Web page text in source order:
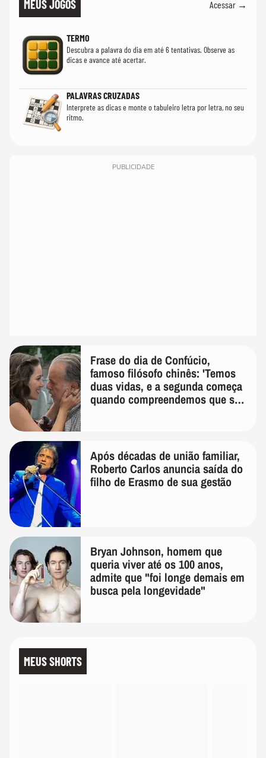
MEUS JOGOS Acessar →
TERMO
Descubra a palavra do dia em até 6 tentativas. Observe as
dicas e avance até acertar.
PALAVRAS CRUZADAS
Interprete as dicas e monte o tabuleiro letra por letra, no seu
ritmo.
PUBLICIDADE
Frase do dia de Confúcio,
famoso filósofo chinês: 'Temos
duas vidas, e a segunda começa
quando compreendemos que só
Após décadas de união familiar,
Roberto Carlos anuncia saída do
filho de Erasmo de sua gestão
Bryan Johnson, homem que
queria viver até os 100 anos,
admite que "foi longe demais em
busca pela longevidade"
MEUS SHORTS